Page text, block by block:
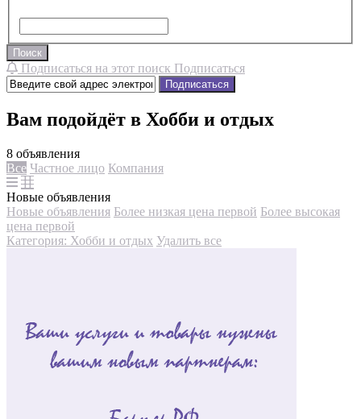
Поиск
Подписаться на этот поиск Подписаться
Подписаться
Вам подойдёт в Хобби и отдых
8 объявления
Все Частное лицо Компания
Новые объявления
Новые объявления Более низкая цена первой Более высокая
цена первой
Категория: Хобби и отдых Удалить все